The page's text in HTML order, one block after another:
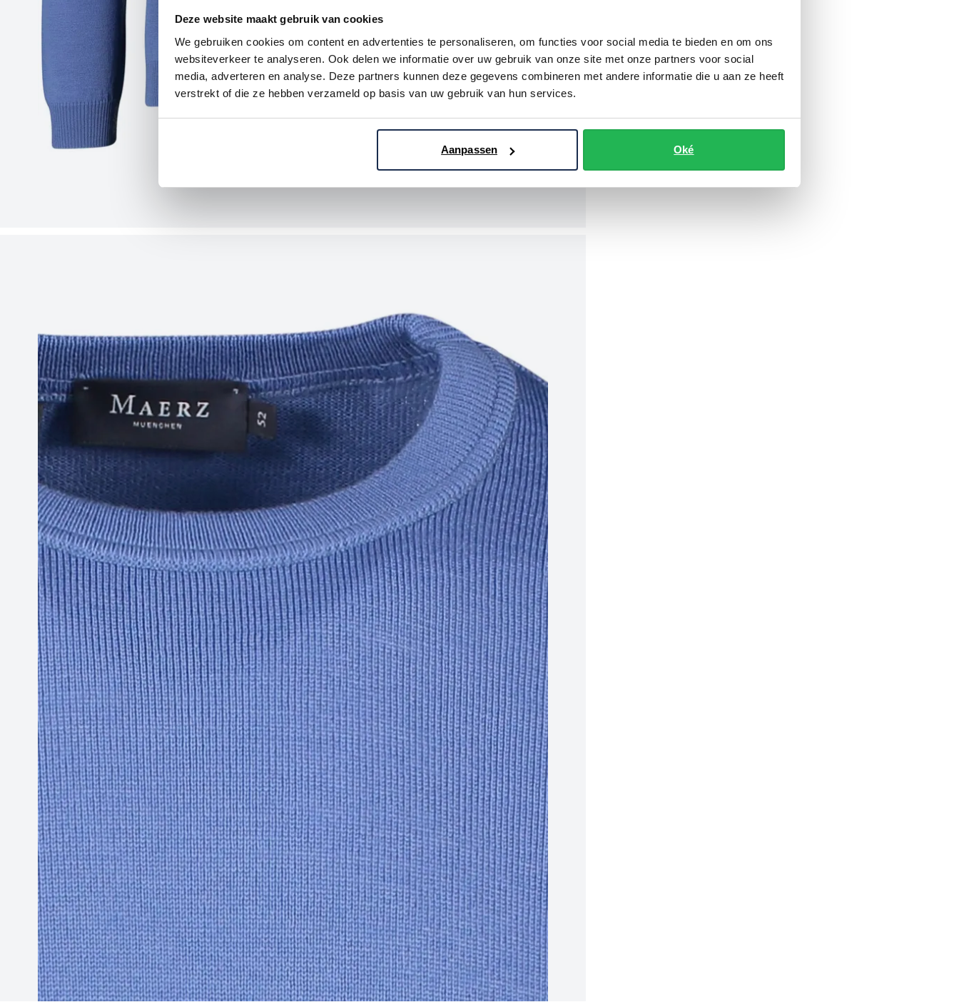
Deze website maakt gebruik van cookies
We gebruiken cookies om content en advertenties te personaliseren, om functies voor social media te bieden en om ons
websiteverkeer te analyseren. Ook delen we informatie over uw gebruik van onze site met onze partners voor social
media, adverteren en analyse. Deze partners kunnen deze gegevens combineren met andere informatie die u aan ze heeft
verstrekt of die ze hebben verzameld op basis van uw gebruik van hun services.
Aanpassen Oké